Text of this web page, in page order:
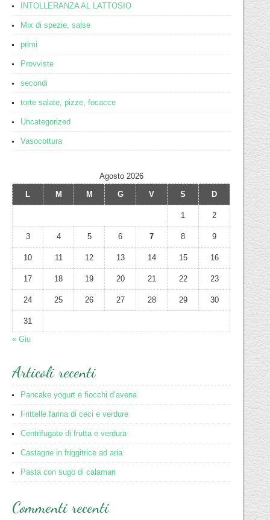
INTOLLERANZA AL LATTOSIO
Mix di spezie, salse
primi
Provviste
secondi
torte salate, pizze, focacce
Uncategorized
Vasocottura
Agosto 2026
L
M M G V S D
1 2
3 4 5 6 7 8 9
10 11 12 13 14 15 16
17 18 19 20 21 22 23
24 25 26 27 28 29 30
31
« Giu
Articoli recenti
Pancake yogurt e fiocchi d’avena
Frittelle farina di ceci e verdure
Centrifugato di frutta e verdura
Castagne in friggitrice ad aria
Pasta con sugo di calamari
Commenti recenti